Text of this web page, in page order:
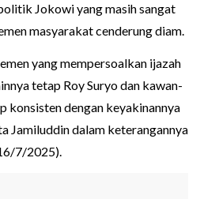
Jokowi yang masih sangat
masyarakat cenderung diam.
yang mempersoalkan ijazah
tetap Roy Suryo dan kawan-
konsisten dengan keyakinannya
Jamiluddin dalam keterangannya
7/2025).